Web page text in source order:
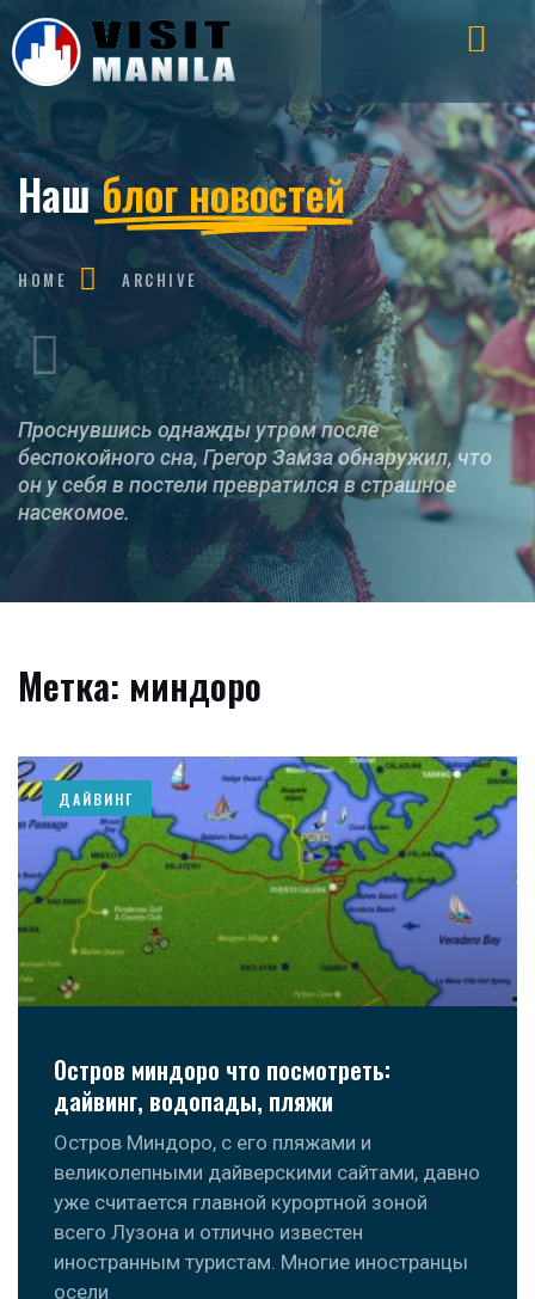
Нашблог новостей
HOME ARCHIVE
Проснувшись однажды утром после
беспокойного сна, Грегор Замза обнаружил, что
он у себя в постели превратился в страшное
насекомое.
Метка: миндоро
ДАЙВИНГ
Остров миндоро что посмотреть:
дайвинг, водопады, пляжи
Остров Миндоро, с его пляжами и
великолепными дайверскими сайтами, давно
уже считается главной курортной зоной
всего Лузона и отлично известен
иностранным туристам. Многие иностранцы
осели